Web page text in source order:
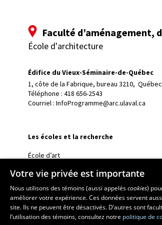
Faculté d’aménagement,
École d'architecture
Édifice du Vieux-Séminaire-de-Québec
1, côte de la Fabrique, bureau 3210, Québec
Téléphone : 418 656-2543
Courriel : InfoProgramme@arc.ulaval.ca
Les écoles et la recherche
École d’art
École de design
Centre de recherche en aménagement et
Votre vie privée est importante
Nous utilisons des témoins (aussi appeléscookies)
améliorer votre expérience. Ces données servent
site. Ils ne peuvent être désactivés. D’autres sont
l’utilisation des témoins, consultez notre politique de